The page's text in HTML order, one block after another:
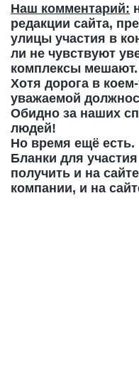
Наш комментарий:
редакции сайта,
улицы участия в
ли не чувствуют
комплексы мешают.
Хотя дорога в
уважаемой
Обидно за наших
людей!
Но время ещё есть.
Бланки для
получить и на
компании, и на